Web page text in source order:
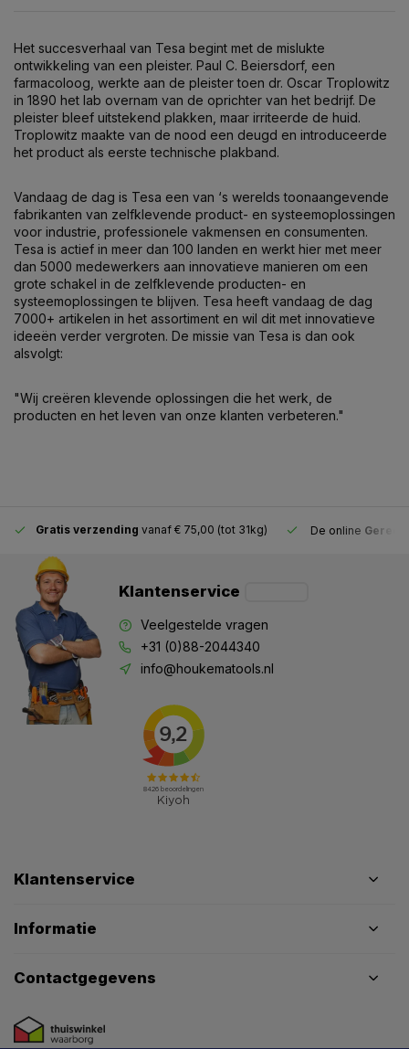
Het succesverhaal van Tesa begint met de mislukte
ontwikkeling van een pleister. Paul C. Beiersdorf, een
farmacoloog, werkte aan de pleister toen dr. Oscar Troplowitz
in 1890 het lab overnam van de oprichter van het bedrijf. De
pleister bleef uitstekend plakken, maar irriteerde de huid.
Troplowitz maakte van de nood een deugd en introduceerde
het product als eerste technische plakband.
Vandaag de dag is Tesa een van ‘s werelds toonaangevende
fabrikanten van zelfklevende product- en systeemoplossingen
voor industrie, professionele vakmensen en consumenten.
Tesa is actief in meer dan 100 landen en werkt hier met meer
dan 5000 medewerkers aan innovatieve manieren om een
grote schakel in de zelfklevende producten- en
systeemoplossingen te blijven. Tesa heeft vandaag de dag
7000+ artikelen in het assortiment en wil dit met innovatieve
ideeën verder vergroten. De missie van Tesa is dan ook
alsvolgt:
"Wij creëren klevende oplossingen die het werk, de
producten en het leven van onze klanten verbeteren."
Gratis verzending vanaf € 75,00 (tot 31kg) De online
Klantenservice
Veelgestelde vragen
+31 (0)88-2044340
info@houkematools.nl
Klantenservice
Informatie
Contactgegevens